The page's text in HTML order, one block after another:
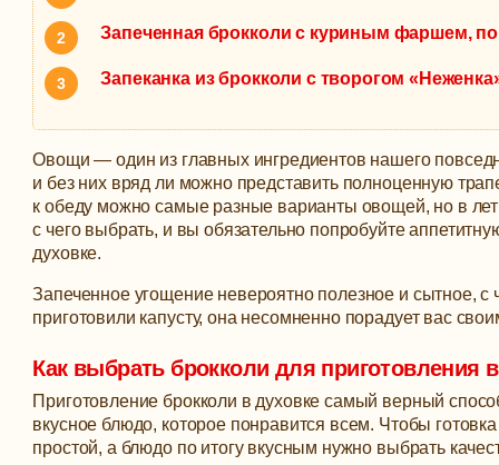
Запеченная брокколи с куриным фаршем,
Запеканка из брокколи с творогом
Овощи — один из главных ингредиентов нашего
и без них вряд ли можно представить полноценную
к обеду можно самые разные варианты овощей, но в
с чего выбрать, и вы обязательно попробуйте
духовке.
Запеченное угощение невероятно полезное и сытное,
приготовили капусту, она несомненно порадует вас
Как выбрать брокколи для приготовления
Приготовление брокколи в духовке самый верный
вкусное блюдо, которое понравится всем. Чтобы
простой, а блюдо по итогу вкусным нужно выбрать